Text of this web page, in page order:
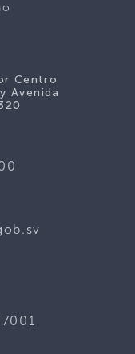
Centro
Avenida